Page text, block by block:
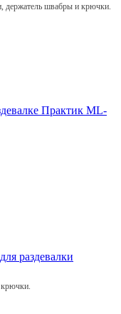
держатель швабры и крючки.
Практик ML-
раздевалки
крючки.